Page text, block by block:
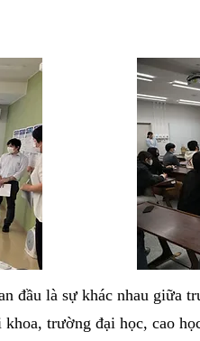
đầu là sự khác nhau giữa
trường đại học, cao